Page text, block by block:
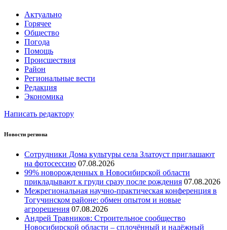
Актуально
Горячее
Общество
Погода
Помощь
Происшествия
Район
Региональные вести
Редакция
Экономика
Написать редактору
Новости региона
Сотрудники Дома культуры села Златоуст приглашают
на фотосессию 07.08.2026
99% новорожденных в Новосибирской области
прикладывают к груди сразу после рождения 07.08.2026
Межрегиональная научно‑практическая конференция в
Тогучинском районе: обмен опытом и новые
агрорешения 07.08.2026
Андрей Травников: Строительное сообщество
Новосибирской области – сплочённый и надёжный